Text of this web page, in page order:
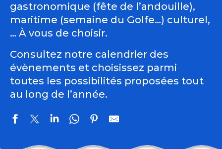
gastronomique (fête de l’andouille),
maritime (semaine du Golfe…) culturel,
… À vous de choisir.
Consultez notre calendrier des
évènements et choisissez parmi
toutes les possibilités proposées tout
au long de l’année.